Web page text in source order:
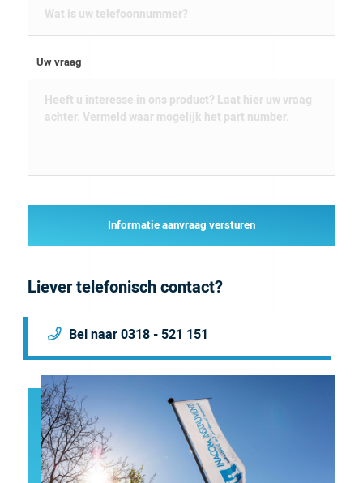
Uw vraag
Informatie aanvraag versturen
Liever telefonisch contact?
Bel naar 0318 - 521 151